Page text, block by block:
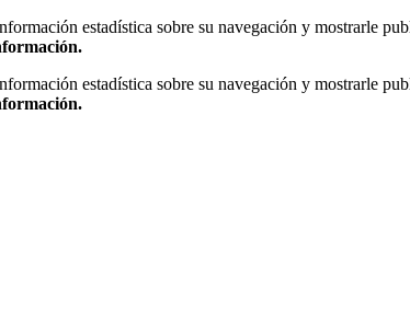
estadística sobre su navegación y mostrarle
estadística sobre su navegación y mostrarle